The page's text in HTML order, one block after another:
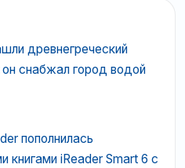
древнегреческий
снабжал город водой
пополнилась
книгами iReader Smart 6 с